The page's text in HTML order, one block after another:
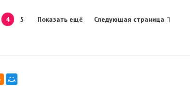
4 5 Показать ещё Следующая страница